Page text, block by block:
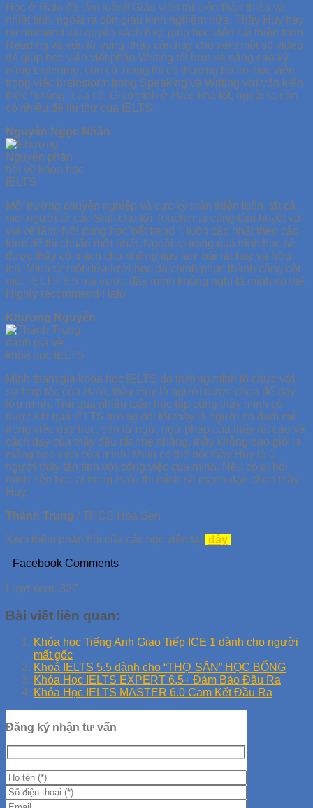
Học ở Halo đã lắm luôn!! Giáo viên thì luôn thân thiện và
nhiệt tình, ngoài ra còn giàu kinh nghiệm nữa. Thầy Huy hay
recommend vài quyển sách hay, giúp học viên cải thiện trình
Reading và vốn từ vụng, thầy còn hay cho xem một số video
để giúp học viên viết phần Writing tốt hơn và nâng cao kỹ
năng Listening, còn cô Trang thì cô thường hỗ trợ học viên
trong việc brainstorm trong Speaking và Writing với vốn kiến
thức “khủng” của cô. Giáo trình ở Halo khá tốt, ngoài ra còn
có nhiều đề thi thử của IELTS.
Nguyễn Ngọc Nhân
Môi trường chuyên nghiệp và cực kỳ thân thiện luôn, tất cả
mọi người từ các Staff cho tới Teacher ai cũng tâm huyết và
vui vẻ lắm. Nội dung học”bắt trend “, luôn cập nhật theo các
form để thi chuẩn mới nhất. Ngoài ra trong quá trình học sẽ
được thầy cô mách cho những tips làm bài rất hay và hữu
ích. Mình từ một đứa lười học đã chinh phục thành công cột
mốc IELTS 6.5 mà trước đây mình không nghĩ là mình có thể.
Highly recommend Halo
Khương Nguyễn
Mình tham gia khóa học lELTS do trường mình tổ chức với
sự hợp tác của Halo, thầy Huy là người được chọn để dạy
lớp mình. Trải qua nhiều tuần học tập cùng thầy mình có
đuợc kết quả IELTS tương đối tốt thầy là người có đam mê
trong việc dạy học, vốn từ ngữ, ngữ pháp của thấy rất cao và
cách dạy của thầy đều rất nhẹ nhàng, thầy không bao giờ la
mắng học sinh của mình. Minh có thể nói thầy Huy là 1
người thầy tận tình với công việc của mình. Nếu có ai hỏi
mình nên học ai trong Halo thi mình sẽ mạnh dạn chọn thầy
Huy.
Thành Trung / THCS Hoa Sen
Xem thêm phản hồi của các học viên tại đây
Facebook Comments
Lượt xem: 327
Bài viết liên quan:
Khóa học Tiếng Anh Giao Tiếp ICE 1 dành cho người
mất gốc
Khoá IELTS 5.5 dành cho “THỢ SĂN” HỌC BỔNG
Khóa Học IELTS EXPERT 6.5+ Đảm Bảo Đầu Ra
Khóa Học IELTS MASTER 6.0 Cam Kết Đầu Ra
Đăng ký nhận tư vấn